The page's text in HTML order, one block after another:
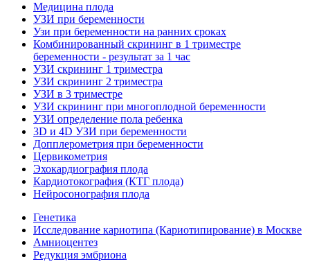
Медицина плода
УЗИ при беременности
Узи при беременности на ранних сроках
Комбинированный скрининг в 1 триместре
беременности - результат за 1 час
УЗИ скрининг 1 триместра
УЗИ скрининг 2 триместра
УЗИ в 3 триместре
УЗИ скрининг при многоплодной беременности
УЗИ определение пола ребенка
3D и 4D УЗИ при беременности
Допплерометрия при беременности
Цервикометрия
Эхокардиография плода
Кардиотокография (КТГ плода)
Нейросонография плода
Генетика
Исследование кариотипа (Кариотипирование) в Москве
Амниоцентез
Редукция эмбриона